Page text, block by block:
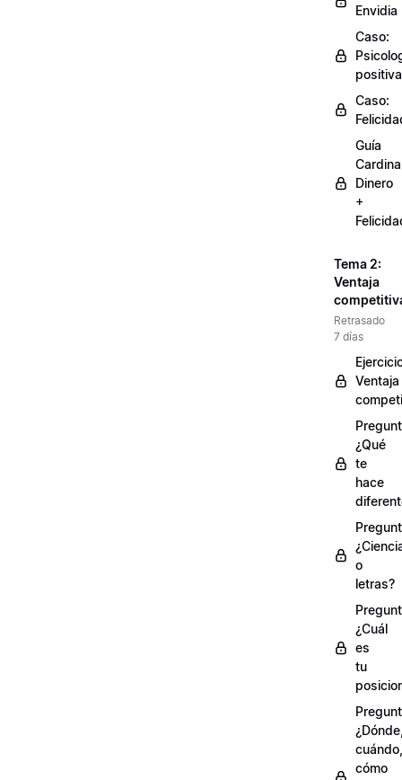
Envidia
Caso:
positiva
Caso:
Guía
Dinero
+
Tema 2:
Ventaja
Retrasado
7 días
Ventaja
¿Qué
te
hace
o
letras?
¿Cuál
es
tu
cuándo,
cómo